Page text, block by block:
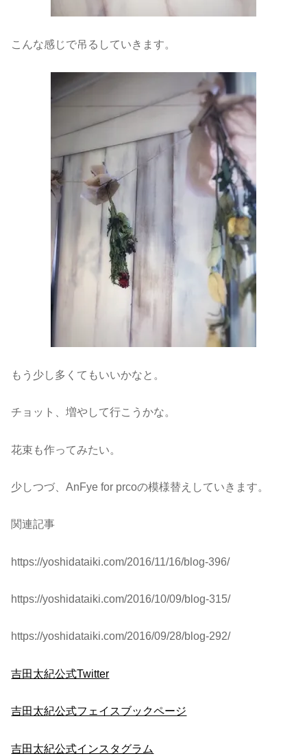
こんな感じで吊るしていきます。
もう少し多くてもいいかなと。
チョット、増やして行こうかな。
花束も作ってみたい。
少しつづ、AnFye for prcoの模様替えしていきます。
関連記事
https://yoshidataiki.com/2016/11/16/blog-396/
https://yoshidataiki.com/2016/10/09/blog-315/
https://yoshidataiki.com/2016/09/28/blog-292/
吉田太紀公式Twitter
吉田太紀公式フェイスブックページ
吉田太紀公式インスタグラム